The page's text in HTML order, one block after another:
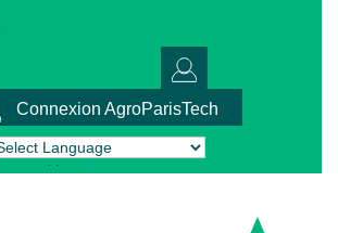
Connexion AgroParisTech
by Translate